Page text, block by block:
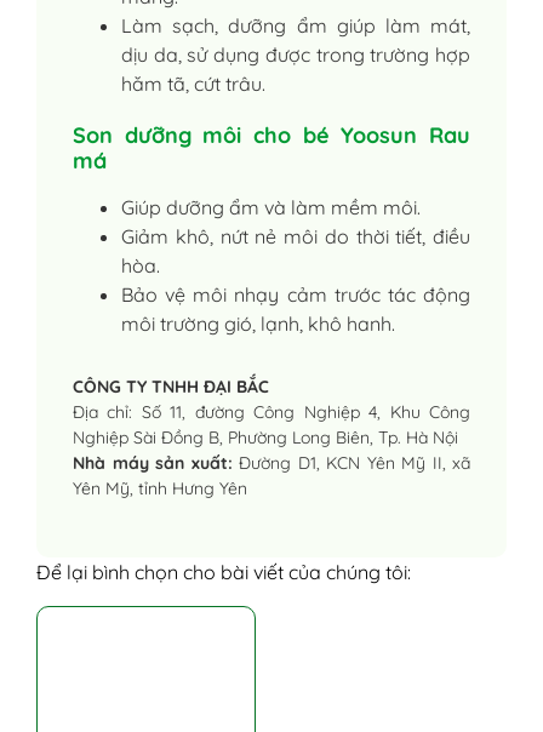
Làm sạch, dưỡng ẩm giúp làm mát,
dịu da, sử dụng được trong trường hợp
hăm tã, cứt trâu.
Son dưỡng môi cho bé Yoosun Rau
má
Giúp dưỡng ẩm và làm mềm môi.
Giảm khô, nứt nẻ môi do thời tiết, điều
hòa.
Bảo vệ môi nhạy cảm trước tác động
môi trường gió, lạnh, khô hanh.
CÔNG TY TNHH ĐẠI BẮC
Địa chỉ: Số 11, đường Công Nghiệp 4, Khu Công
Nghiệp Sài Đồng B, Phường Long Biên, Tp. Hà Nội
Nhà máy sản xuất: Đường D1, KCN Yên Mỹ II, xã
Yên Mỹ, tỉnh Hưng Yên
Để lại bình chọn cho bài viết của chúng tôi: